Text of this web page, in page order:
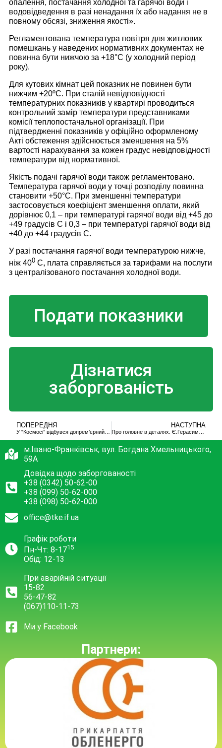
опалення, постачання холодної та гарячої води і
водовідведення в разі ненадання їх або надання не в
повному обсязі, зниження якості».
Регламентована температура повітря для житлових
помешкань у наведених нормативних документах не
повинна бути нижчою за +18°С (у холодний період
року).
Для кутових кімнат цей показник не повинен бути
нижчим +20ºС. При сталій невідповідності
температурних показників у квартирі проводиться
контрольний замір температури представниками
комісії теплопостачальної організації. При
підтвердженні показників у офіційно оформленому
Акті обстеження здійснюється зменшення на 5%
вартості нарахування за кожен градус невідповідності
температури від нормативної.
Якість подачі гарячої води також регламентовано.
Температура гарячої води у точці розподілу повинна
становити +50°С. При зменшенні температури
застосовується коефіцієнт зменшення оплати, який
дорівнює 0,1 – при температурі гарячої води від +45 до
+49 градусів C і 0,3 – при температурі гарячої води від
+40 до +44 градусів C.
У разі постачання гарячої води температурою нижче,
ніж 400 С, плата справляється за тарифами на послуги
з централізованого постачання холодної води.
Подати показники
Дізнатися
заборгованість
ПОПЕРЕДНЯ НАСТУПНА
м.Івано-Франківськ, вул. Богдана Хмельницького,
59А
Довідка щодо заборгованості
+38 (0342) 50-62-00
+38 (099) 50-62-000
+38 (098) 50-62-000
office@tke.if.ua
Графік роботи
Пн-Чт: 8-1715
Обід: 12-13
При аварійній ситуації
15-82
56-47-82
(067)110-11-73
Ми у Facebook
Партнери: